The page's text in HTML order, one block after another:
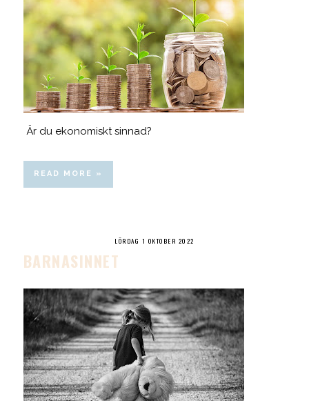
Är du ekonomiskt sinnad?
READ MORE »
LÖRDAG 1 OKTOBER 2022
BARNASINNET